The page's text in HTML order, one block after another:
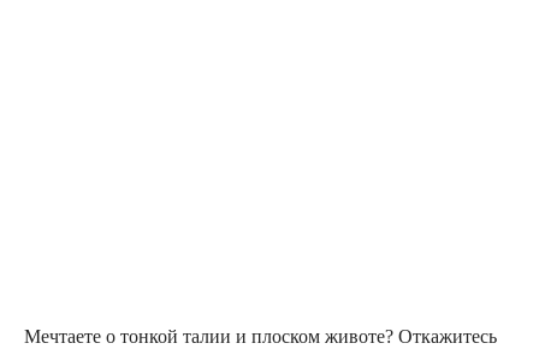
Мечтаете о тонкой талии и плоском животе? Откажитесь